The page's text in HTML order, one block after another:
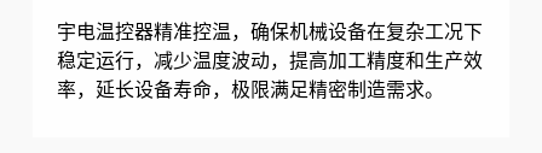
宇电温控器精准控温，确保机械设备在复杂工况下
稳定运行，减少温度波动，提高加工精度和生产效
率，延长设备寿命，极限满足精密制造需求。